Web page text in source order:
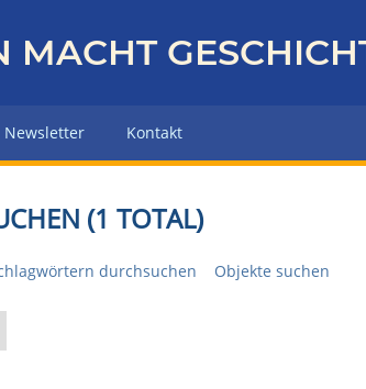
MACHT
Newsletter Kontakt
(1 TOTAL)
durchsuchen Objekte suchen